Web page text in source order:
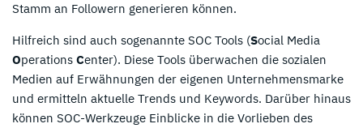
Stamm an Followern generieren können.
Hilfreich sind auch sogenannte SOC Tools (Social Media
Operations Center). Diese Tools überwachen die sozialen
Medien auf Erwähnungen der eigenen Unternehmensmarke
und ermitteln aktuelle Trends und Keywords. Darüber hinaus
können SOC-Werkzeuge Einblicke in die Vorlieben des